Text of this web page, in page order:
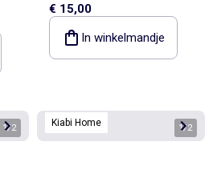
€ 15,00
In winkelmandje
1/2 Kiabi Home 1/2